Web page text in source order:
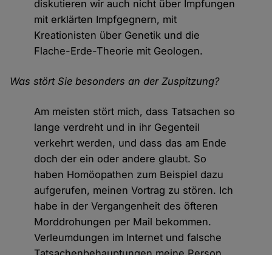
diskutieren wir auch nicht über Impfungen
mit erklärten Impfgegnern, mit
Kreationisten über Genetik und die
Flache-Erde-Theorie mit Geologen.
Was stört Sie besonders an der Zuspitzung?
Am meisten stört mich, dass Tatsachen so
lange verdreht und in ihr Gegenteil
verkehrt werden, und dass das am Ende
doch der ein oder andere glaubt. So
haben Homöopathen zum Beispiel dazu
aufgerufen, meinen Vortrag zu stören. Ich
habe in der Vergangenheit des öfteren
Morddrohungen per Mail bekommen.
Verleumdungen im Internet und falsche